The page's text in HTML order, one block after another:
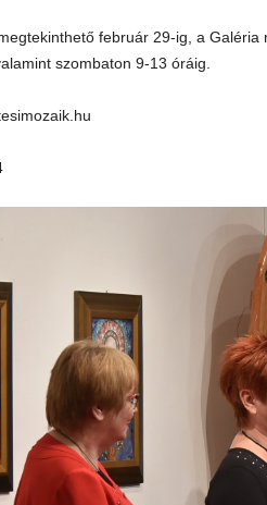
február 29-ig, a
szombaton 9-13 óráig.